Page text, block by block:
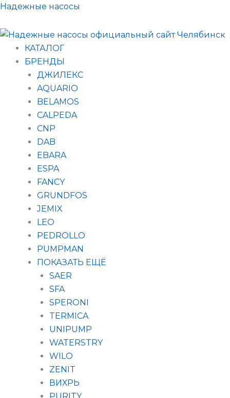
Перейти
содержимому
Надежные насосы
КАТАЛОГ
БРЕНДЫ
ДЖИЛЕКС
AQUARIO
BELAMOS
CALPEDA
CNP
DAB
EBARA
ESPA
FANCY
GRUNDFOS
JEMIX
LEO
PEDROLLO
PUMPMAN
ПОКАЗАТЬ ЕЩЁ
SAER
SFA
SPERONI
TERMICA
UNIPUMP
WATERSTRY
WILO
ZENIT
ВИХРЬ
Поиск